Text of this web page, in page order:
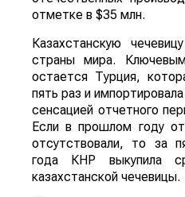
отметке в $35 млн.
Казахстанскую
страны мира.
остается Турция,
пять раз и
сенсацией отчетного
Если в прошлом году
отсутствовали, то за
года КНР выкупила
казахстанской чечевицы.